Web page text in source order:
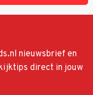
nieuwsbrief en
direct in jouw